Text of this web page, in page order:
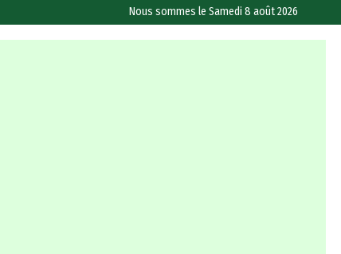
Nous sommes leSamedi 8 août 2026